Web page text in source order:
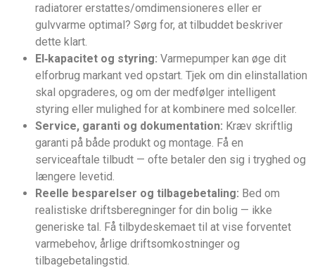
radiatorer erstattes/omdimensioneres eller er
gulvvarme optimal? Sørg for, at tilbuddet beskriver
dette klart.
El‑kapacitet og styring: Varmepumper kan øge dit
elforbrug markant ved opstart. Tjek om din elinstallation
skal opgraderes, og om der medfølger intelligent
styring eller mulighed for at kombinere med solceller.
Service, garanti og dokumentation: Kræv skriftlig
garanti på både produkt og montage. Få en
serviceaftale tilbudt — ofte betaler den sig i tryghed og
længere levetid.
Reelle besparelser og tilbagebetaling: Bed om
realistiske driftsberegninger for din bolig — ikke
generiske tal. Få tilbydeskemaet til at vise forventet
varmebehov, årlige driftsomkostninger og
tilbagebetalingstid.